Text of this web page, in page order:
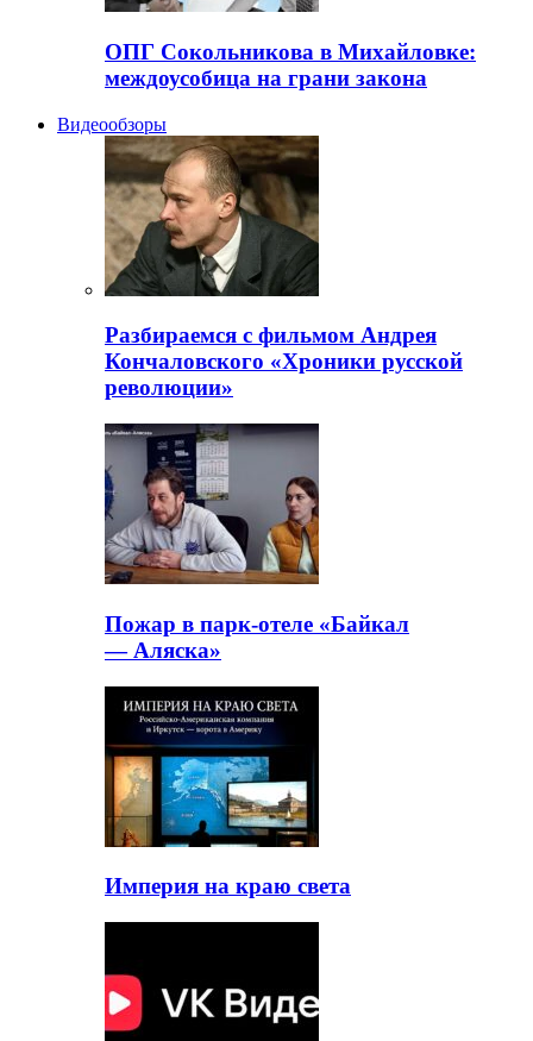
ОПГ Сокольникова в Михайловке:
междоусобица на грани закона
Видеообзоры
Разбираемся с фильмом Андрея
Кончаловского «Хроники русской
революции»
Пожар в парк-отеле «Байкал
— Аляска»
Империя на краю света